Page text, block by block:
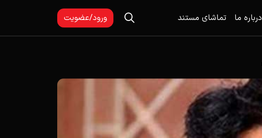
درباره ما تماشای مستند ورود/عضویت